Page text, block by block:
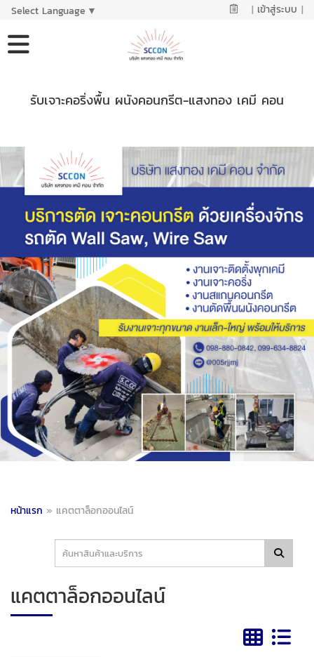
Select Language ▼ | เข้าสู่ระบบ |
รับเจาะคอริ่งพื้น ผนังคอนกรีต-แสงทอง เคมี คอน
หน้าแรก » แคตตาล็อกออนไลน์
แคตตาล็อกออนไลน์